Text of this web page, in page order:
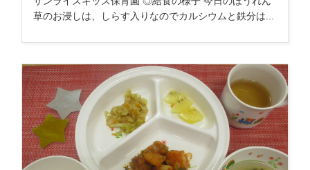
草のお浸しは、しらす入りなのでカルシウムと鉄分は...